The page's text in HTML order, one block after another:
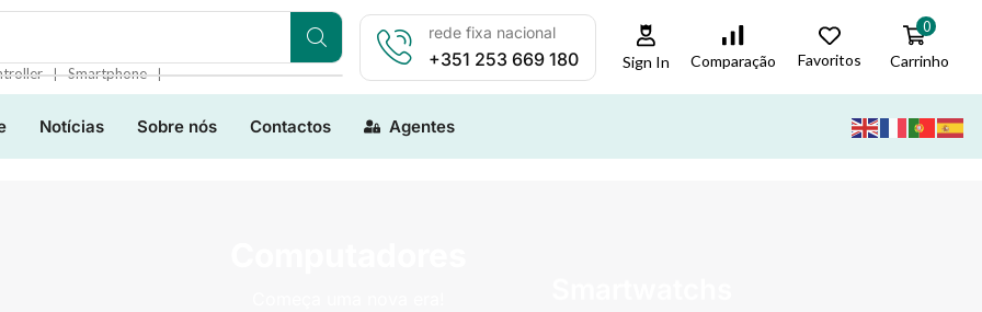
❘ Smartphone ❘
rede fixa nacional
+351 253 669 180 Sign In Comparação Favoritos
0
Carrinho
Notícias Sobre nós Contactos Agentes